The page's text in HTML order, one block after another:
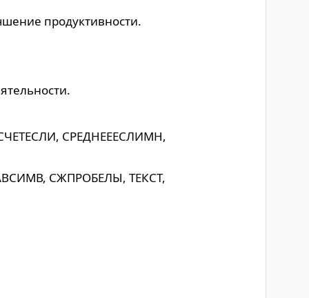
продуктивности.
СРЕДНЕЕЕСЛИМН,
СЖПРОБЕЛЫ, ТЕКСТ,